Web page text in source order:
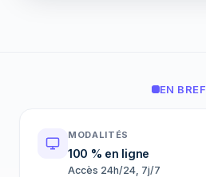
EN BREF
MODALITÉS
100 % en ligne
Accès 24h/24, 7j/7